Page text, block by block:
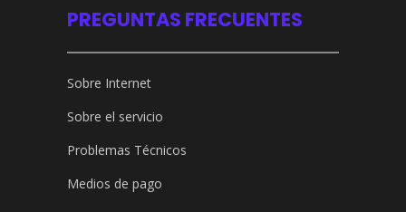
PREGUNTAS FRECUENTES
Sobre Internet
Sobre el servicio
Problemas Técnicos
Medios de pago